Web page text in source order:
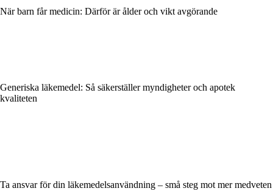
När barn får medicin: Därför är ålder och vikt avgörande
Generiska läkemedel: Så säkerställer myndigheter och apotek
kvaliteten
Ta ansvar för din läkemedelsanvändning – små steg mot mer medveten